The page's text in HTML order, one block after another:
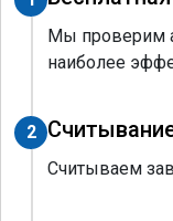
Мы проверим
наиболее
2
Считываем